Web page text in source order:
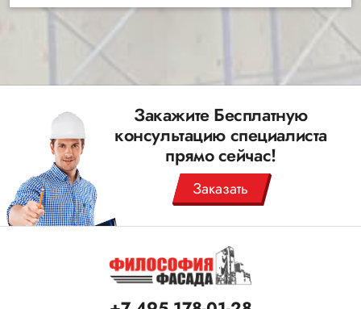
Закажите Бесплатную
консультацию специалиста
прямо сейчас!
Заказать